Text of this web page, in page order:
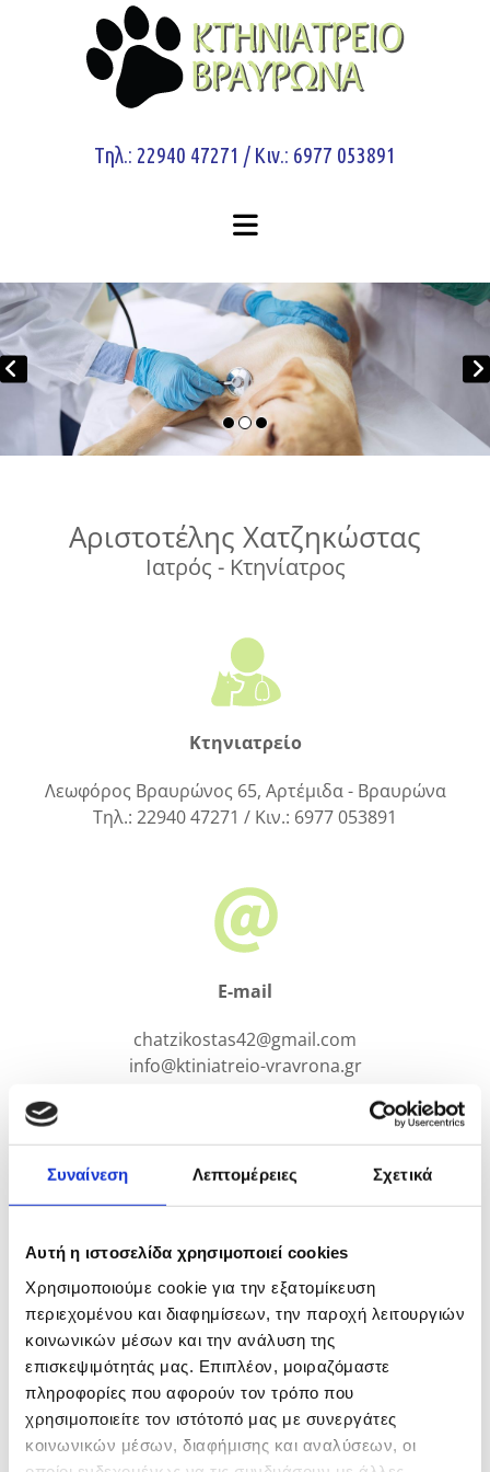
Συναίνεση Λεπτομέρειες Σχετικά
Αυτή η ιστοσελίδα χρησιμοποιεί cookies
Χρησιμοποιούμε cookie για την εξατομίκευση
περιεχομένου και διαφημίσεων, την παροχή λειτουργιών
κοινωνικών μέσων και την ανάλυση της
επισκεψιμότητάς μας. Επιπλέον, μοιραζόμαστε
πληροφορίες που αφορούν τον τρόπο που
χρησιμοποιείτε τον ιστότοπό μας με συνεργάτες
κοινωνικών μέσων, διαφήμισης και αναλύσεων, οι
Τηλ.: 22940 47271 / Κιν.: 6977 053891
Αριστοτέλης Χατζηκώστας
Ιατρός - Κτηνίατρος
Κτηνιατρείο
Λεωφόρος Βραυρώνος 65, Αρτέμιδα - Βραυρώνα
Τηλ.: 22940 47271 / Κιν.: 6977 053891
E-mail
chatzikostas42@gmail.com
info@ktiniatreio-vravrona.gr
Ωράριο
Δευτ. - Παρ.: 09:00 - 13:00 & 17:00 - 21:00
Σάβ.: 09:00 - 13:00
Απόγευμα Σαββάτου, κατόπιν ραντεβού